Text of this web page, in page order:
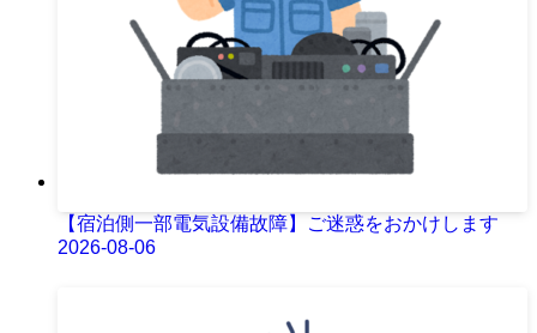
【宿泊側一部電気設備故障】ご迷惑をおかけします
2026-08-06